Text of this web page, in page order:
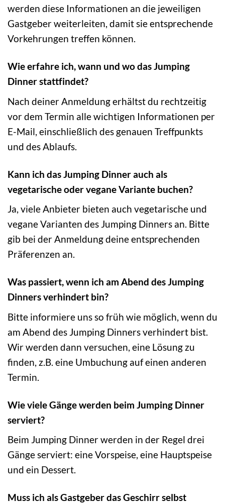
werden diese Informationen an die jeweiligen
Gastgeber weiterleiten, damit sie entsprechende
Vorkehrungen treffen können.
Wie erfahre ich, wann und wo das Jumping
Dinner stattfindet?
Nach deiner Anmeldung erhältst du rechtzeitig
vor dem Termin alle wichtigen Informationen per
E-Mail, einschließlich des genauen Treffpunkts
und des Ablaufs.
Kann ich das Jumping Dinner auch als
vegetarische oder vegane Variante buchen?
Ja, viele Anbieter bieten auch vegetarische und
vegane Varianten des Jumping Dinners an. Bitte
gib bei der Anmeldung deine entsprechenden
Präferenzen an.
Was passiert, wenn ich am Abend des Jumping
Dinners verhindert bin?
Bitte informiere uns so früh wie möglich, wenn du
am Abend des Jumping Dinners verhindert bist.
Wir werden dann versuchen, eine Lösung zu
finden, z.B. eine Umbuchung auf einen anderen
Termin.
Wie viele Gänge werden beim Jumping Dinner
serviert?
Beim Jumping Dinner werden in der Regel drei
Gänge serviert: eine Vorspeise, eine Hauptspeise
und ein Dessert.
Muss ich als Gastgeber das Geschirr selbst